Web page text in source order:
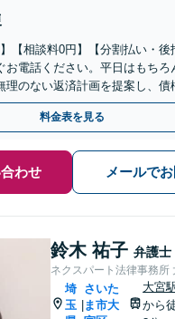
【相談料0円】【分割払い・
お電話ください。平日はもちろ
理のない返済計画を提案し、債
料金表を見る
わせ メールで
鈴木 祐子 弁護士
ネクスパート法律事務所
埼
玉
さいた
ま市大
大宮
から